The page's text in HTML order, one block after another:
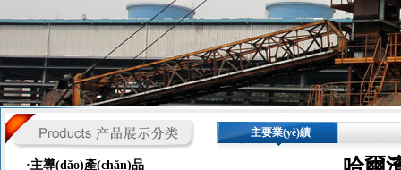
·主導(dǎo)產(chǎn)品
主要業(yè)績